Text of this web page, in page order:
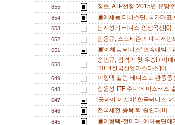
655
졍현, ATP선정 '2015년 유망
654
▣예체능 테니스단, 국가대표
653
남지성의 테니스 인생곡선[0]
652
임용규, 스포티즌과 매니저먼
651
▣'예체능 테니스' 연속대박 !
650
송민규, 감격의 첫 우승! / 이
'2014한국실업마스터스'[0]
649 이형택 칼럼-테니스도 관중중
648
정윤성-ITF 주니어 마스터즈
647
'굿바이 이진아' 한국테니스
646
전국체전 종목 확 줄인다[0]
645
▣이형택-전미라, 예체능단에